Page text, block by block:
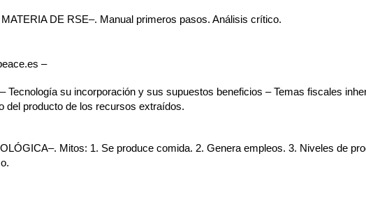
DE RSE–. Manual primeros pasos. Análisis crítico.
–
Tecnología su incorporación y sus supuestos beneficios – Temas fiscales
del producto de los recursos extraídos.
Mitos: 1. Se produce comida. 2. Genera empleos. 3. Niveles de